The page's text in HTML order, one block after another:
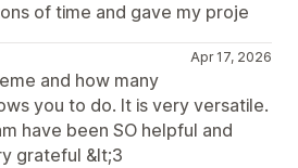
of time and gave my proje
Apr 17, 2026
and how many
you to do. It is very versatile.
have been SO helpful and
grateful &lt;3